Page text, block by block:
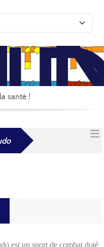
santé !
est un sport de combat doté